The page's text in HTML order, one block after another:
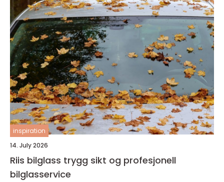
inspiration
14. July 2026
Riis bilglass trygg sikt og profesjonell
bilglasservice